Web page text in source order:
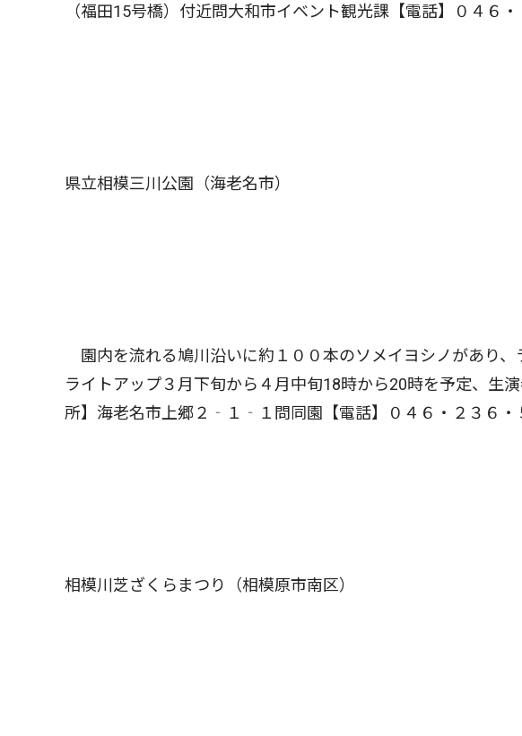
（福田15号橋）付近問大和市イベント観光課【電話】０４６
県立相模三川公園（海老名市）
園内を流れる鳩川沿いに約１００本のソメイヨシノがあり、
ライトアップ３月下旬から４月中旬18時から20時を予定、生
所】海老名市上郷２‐１‐１問同園【電話】０４６・２３６・
相模川芝ざくらまつり（相模原市南区）